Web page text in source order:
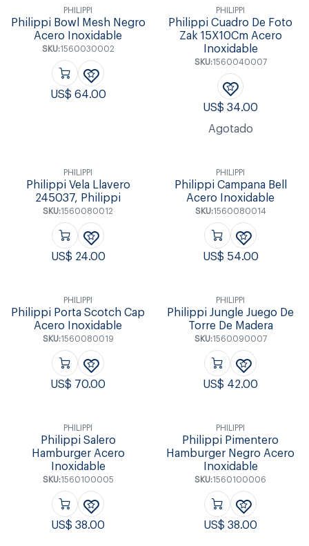
PHILIPPI
Philippi Bowl Mesh Negro
Acero Inoxidable
SKU:1560030002
US$ 64.00
PHILIPPI
Philippi Cuadro De Foto
Zak 15X10Cm Acero
Inoxidable
SKU:1560040007
US$34.00
Agotado
PHILIPPI
Philippi Vela Llavero
245037, Philippi
SKU:1560080012
US$ 24.00
PHILIPPI
Philippi Campana Bell
Acero Inoxidable
SKU:1560080014
US$ 54.00
PHILIPPI
Philippi Porta Scotch Cap
Acero Inoxidable
SKU:1560080019
US$ 70.00
PHILIPPI
Philippi Jungle Juego De
Torre De Madera
SKU:1560090007
US$ 42.00
PHILIPPI
Philippi Salero
Hamburger Acero
Inoxidable
SKU:1560100005
US$38.00
PHILIPPI
Philippi Pimentero
Hamburger Negro Acero
Inoxidable
SKU:1560100006
US$38.00